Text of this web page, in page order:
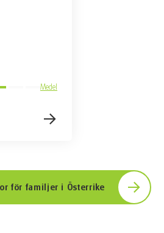
Medel
för familjer i Österrike